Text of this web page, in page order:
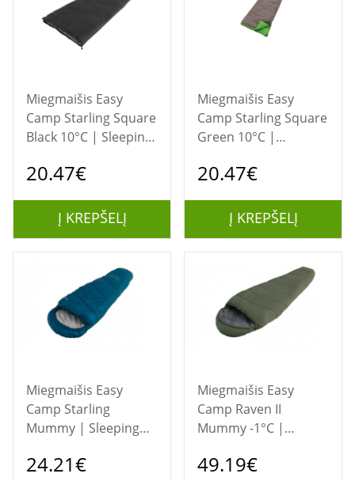
Miegmaišis Easy
Camp Starling Square
Black 10°C | Sleeping
Temperature 5 to 15
shaped
20.47€
Į KREPŠELĮ
Miegmaišis Easy
Camp Starling Square
Green 10°C |
way, L-shaped
20.47€
Į KREPŠELĮ
Miegmaišis Easy
Camp Starling
Mummy | Sleeping
cm | For Children |
24.21€
Miegmaišis Easy
Camp Raven II
Mummy -1°C |
76 x 50 cm |
49.19€